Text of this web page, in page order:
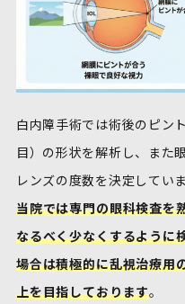
白内障手術では術後のピン
目）の形状を解析し、また
レンズの度数を決定していま
当院では専門の眼科検査を
なるべく少なくするように
場合は積極的に乱視治療用
上を目指しております。